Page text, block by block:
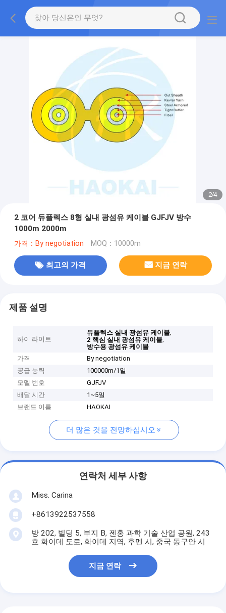
2/4
2 코어 듀플렉스 8형 실내 광섬유 케이블 GJFJV 방수
1000m 2000m
가격：By negotiation MOQ：10000m
최고의 가격 지금 연락
제품 설명
하이 라이트
듀플렉스 실내 광섬유 케이블,
2 핵심 실내 광섬유 케이블,
방수용 광섬유 케이블
가격
By negotiation
공급 능력
100000m/1일
모델 번호
GJFJV
배달 시간
1~5일
브랜드 이름
HAOKAI
더 많은 것을 전망하십시오
연락처 세부 사항
Miss. Carina
+8613922537558
방 202, 빌딩 5, 부지 B, 젠홍 과학 기술 산업 공원, 243
호 화이데 도로, 화이데 지역, 후멘 시, 중국 동구안 시
지금 연락